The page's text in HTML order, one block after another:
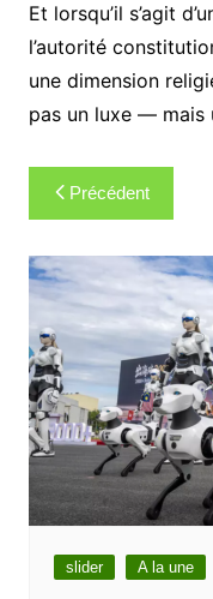
Et lorsqu’il s’agit
l’autorité
une dimension
pas un luxe — mais
Navigation
de
l’article
Précédent
slider A la une